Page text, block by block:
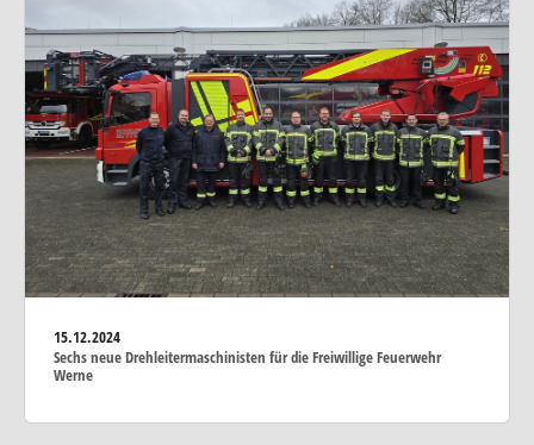
15.12.2024
Sechs neue Drehleitermaschinisten für die Freiwillige Feuerwehr
Werne